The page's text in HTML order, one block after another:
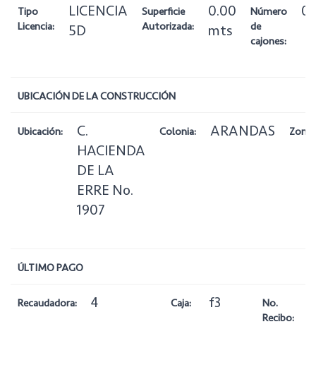
Tipo
Licencia:
LICENCIA
5D
Superficie
Autorizada:
0.00
mts
Número
de
cajones:
0
UBICACIÓN DE LA CONSTRUCCIÓN
Ubicación:
C.
HACIENDA
DE LA
ERRE No.
1907
Colonia: ARANDAS Zona:
ÚLTIMO PAGO
Recaudadora: 4 Caja: f3
No.
Recibo: